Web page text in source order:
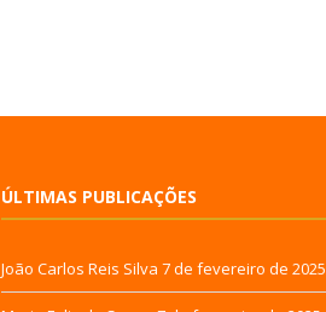
ÚLTIMAS PUBLICAÇÕES
João Carlos Reis Silva 7 de fevereiro de 2025